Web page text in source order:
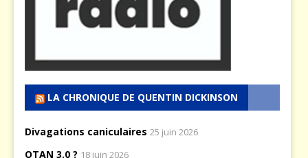
LA CHRONIQUE DE QUENTIN DICKINSON
Divagations caniculaires 25 juin 2026
OTAN 3.0 ? 18 juin 2026